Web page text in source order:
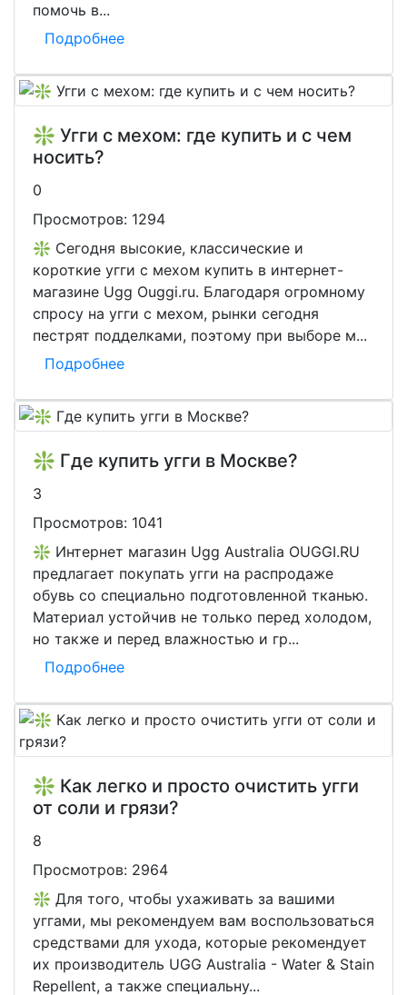
помочь в...
Подробнее
❇️ Угги с мехом: где купить и с чем
носить?
0
Просмотров: 1294
❇️ Сегодня высокие, классические и
короткие угги с мехом купить в интернет-
магазине Ugg Ouggi.ru. Благодаря огромному
спросу на угги с мехом, рынки сегодня
пестрят подделками, поэтому при выборе м...
Подробнее
❇️ Где купить угги в Москве?
3
Просмотров: 1041
❇️ Интернет магазин Ugg Australia OUGGI.RU
предлагает покупать угги на распродаже
обувь со специально подготовленной тканью.
Материал устойчив не только перед холодом,
но также и перед влажностью и гр...
Подробнее
❇️ Как легко и просто очистить угги
от соли и грязи?
8
Просмотров: 2964
❇️ Для того, чтобы ухаживать за вашими
уггами, мы рекомендуем вам воспользоваться
средствами для ухода, которые рекомендует
их производитель UGG Australia - Water & Stain
Repellent, а также специальну...